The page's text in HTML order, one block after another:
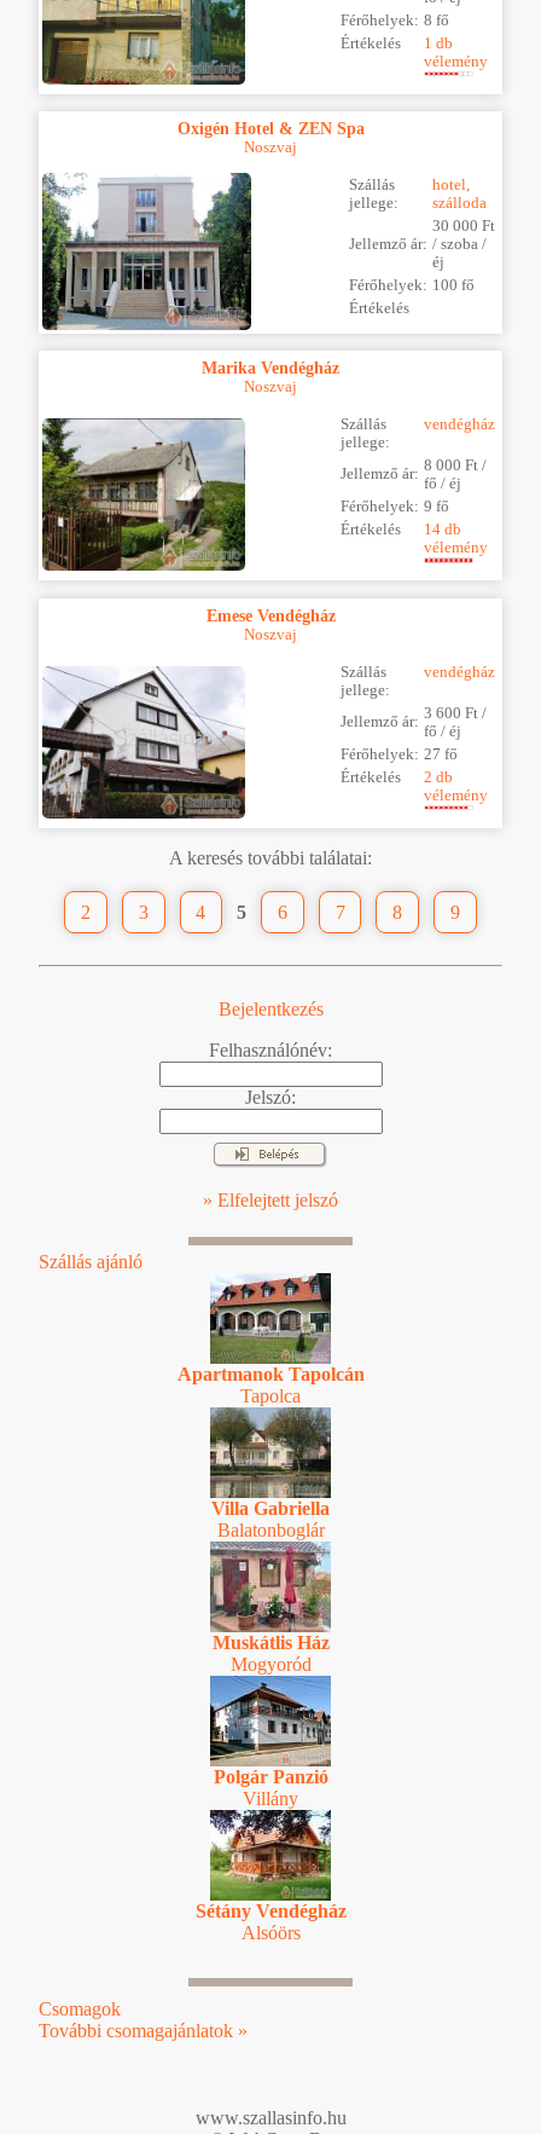
Férőhelyek: 8 fő
Értékelés
1 db
vélemény
Oxigén Hotel & ZEN Spa
Noszvaj
Szállás
jellege:
hotel,
szálloda
Jellemző ár:
30 000 Ft
/ szoba /
éj
Férőhelyek: 100 fő
Értékelés
Marika Vendégház
Noszvaj
Szállás
jellege:
vendégház
Jellemző ár: 8 000 Ft /
fő / éj
Férőhelyek: 9 fő
Értékelés
14 db
vélemény
Emese Vendégház
Noszvaj
Szállás
jellege:
vendégház
Jellemző ár: 3 600 Ft /
fő / éj
Férőhelyek: 27 fő
Értékelés
2 db
vélemény
A keresés további találatai:
2 3 4 5 6 7 8 9
Bejelentkezés
Felhasználónév:
Jelszó:
» Elfelejtett jelszó
Szállás ajánló
Apartmanok Tapolcán
Tapolca
Villa Gabriella
Balatonboglár
Muskátlis Ház
Mogyoród
Polgár Panzió
Villány
Sétány Vendégház
Alsóörs
Csomagok
További csomagajánlatok »
www.szallasinfo.hu